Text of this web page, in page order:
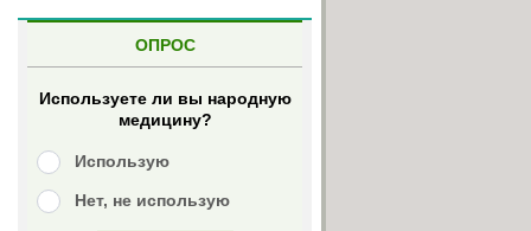
ОПРОС
Используете ли вы народную
медицину?
Использую
Нет, не использую